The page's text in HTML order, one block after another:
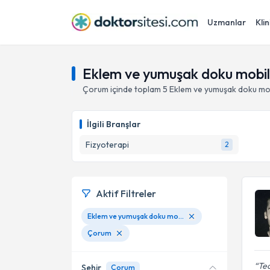
Uzmanlar
Eklem ve yumuşak doku
Çorum içinde toplam 5 Eklem ve yumuşak doku
İlgili Branşlar
Fizyoterapi
2
Aktif Filtreler
Eklem ve yumuşak doku mobilizasyon teknikleri
Çorum
Şehir Çorum